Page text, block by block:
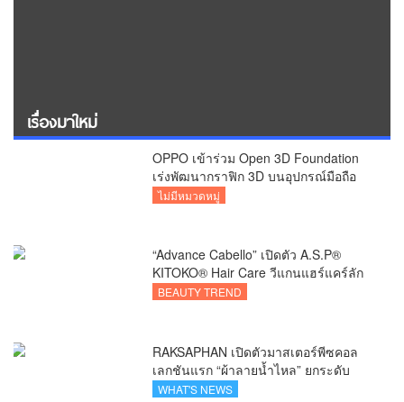
เรื่องมาใหม่
OPPO เข้าร่วม Open 3D Foundation
เร่งพัฒนากราฟิก 3D บนอุปกรณ์มือถือ
ไม่มีหมวดหมู่
“Advance Cabello” เปิดตัว A.S.P®
KITOKO® Hair Care วีแกนแฮร์แคร์ลัก
ชัวรีจากอังกฤษ ยกระดับการดูแลเส้นผม
BEAUTY TREND
RAKSAPHAN เปิดตัวมาสเตอร์พีซคอล
เลกชันแรก “ผ้าลายน้ำไหล” ยกระดับ
ภูมิปัญญาท้องถิ่นสู่งานศิลป์ระดับสากล
WHAT'S NEWS